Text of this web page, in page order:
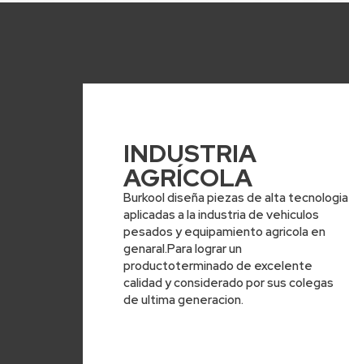
INDUSTRIA
AGRÍCOLA
Burkool diseña piezas de alta tecnologia
aplicadas a la industria de vehiculos
pesados y equipamiento agricola en
genaral.Para lograr un
productoterminado de excelente
calidad y considerado por sus colegas
de ultima generacion.